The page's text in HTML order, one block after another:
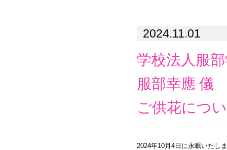
2024.11.01
学校法人服
服部幸應 儀
ご供花につ
2024年10月4日に永眠いたし